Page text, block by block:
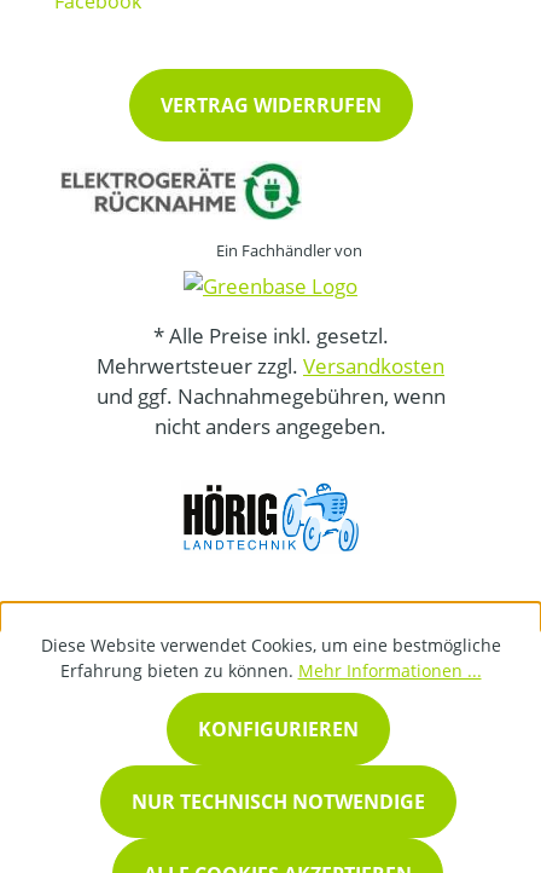
VERTRAG WIDERRUFEN
Ein Fachhändler von
* Alle Preise inkl. gesetzl.
Mehrwertsteuer zzgl. Versandkosten
und ggf. Nachnahmegebühren, wenn
nicht anders angegeben.
Diese Website verwendet Cookies, um eine bestmögliche
Erfahrung bieten zu können. Mehr Informationen ...
NUR TECHNISCH NOTWENDIGE
KONFIGURIEREN